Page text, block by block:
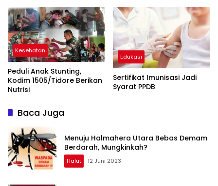
Kesehatan
Peduli Anak Stunting,
Kodim 1505/Tidore Berikan
Nutrisi
Edukasi
Sertifikat Imunisasi Jadi
Syarat PPDB
Baca Juga
Menuju Halmahera Utara Bebas Demam
Berdarah, Mungkinkah?
Halut 12 Juni 2023